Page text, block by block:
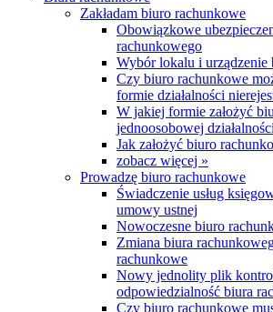
Zakładam biuro rachunkowe
Obowiązkowe
rachunkowego
Wybór lokalu i urządzenie
Czy biuro rachunkowe
formie działalności
W jakiej formie założyć
jednoosobowej
Jak założyć biuro
zobacz więcej »
Prowadzę biuro rachunkowe
Świadczenie usług
umowy ustnej
Nowoczesne biuro
Zmiana biura
rachunkowe
Nowy jednolity plik
odpowiedzialność biura
Czy biuro rachunkowe